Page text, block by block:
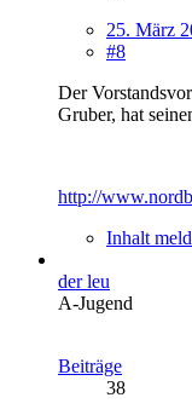
25. März
#8
Der
Gruber, hat
http://
Inhalt
der leu
A-Jugend
Beiträge
38